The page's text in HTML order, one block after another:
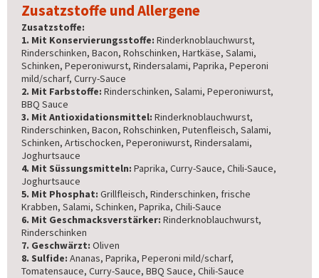
Zusatzstoffe und Allergene
Zusatzstoffe:
1. Mit Konservierungsstoffe: Rinderknoblauchwurst,
Rinderschinken, Bacon, Rohschinken, Hartkäse, Salami,
Schinken, Peperoniwurst, Rindersalami, Paprika, Peperoni
mild/scharf, Curry-Sauce
2. Mit Farbstoffe: Rinderschinken, Salami, Peperoniwurst,
BBQ Sauce
3. Mit Antioxidationsmittel: Rinderknoblauchwurst,
Rinderschinken, Bacon, Rohschinken, Putenfleisch, Salami,
Schinken, Artischocken, Peperoniwurst, Rindersalami,
Joghurtsauce
4. Mit Süssungsmitteln: Paprika, Curry-Sauce, Chili-Sauce,
Joghurtsauce
5. Mit Phosphat: Grillfleisch, Rinderschinken, frische
Krabben, Salami, Schinken, Paprika, Chili-Sauce
6. Mit Geschmacksverstärker: Rinderknoblauchwurst,
Rinderschinken
7. Geschwärzt: Oliven
8. Sulfide: Ananas, Paprika, Peperoni mild/scharf,
Tomatensauce, Curry-Sauce, BBQ Sauce, Chili-Sauce